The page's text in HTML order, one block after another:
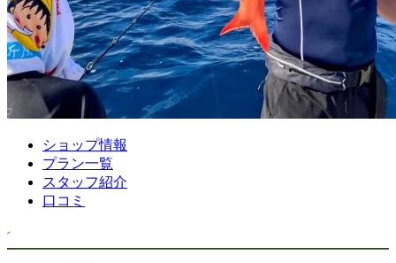
ショップ情報
プラン一覧
スタッフ紹介
口コミ